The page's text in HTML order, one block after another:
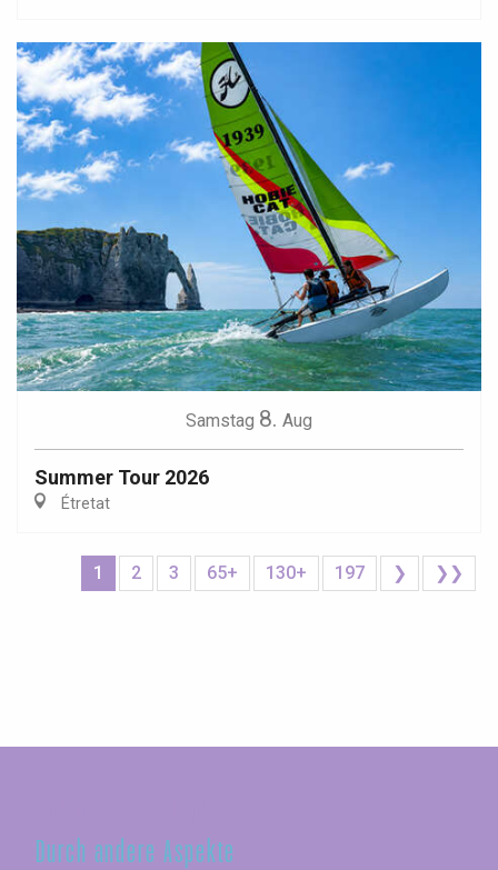
Samstag 8. Aug
Summer Tour 2026
Étretat
1 2 3 65+ 130+ 197 ❯ ❯❯
Durch andere Aspekte